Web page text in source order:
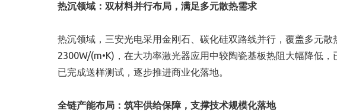
热沉领域：双材料并行布局，满足多元散热需求
热沉领域，三安光电采用金刚石、碳化硅双路线并行，覆盖多元
2300W/(m•K)，在大功率激光器应用中较陶瓷基板热阻大幅降低
已完成送样测试，逐步推进商业化落地。
全链产能布局：筑牢供给保障，支撑技术规模化落地